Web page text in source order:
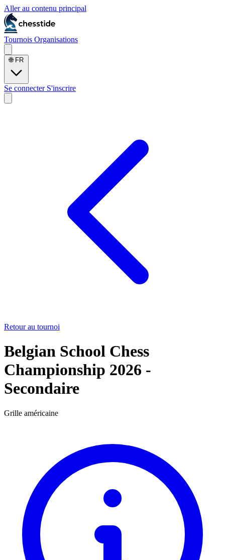
Aller au contenu principal
Tournois Organisations
🌐 FR
Se connecter S'inscrire
Retour au tournoi
Belgian School Chess
Championship 2026 -
Secondaire
Grille américaine